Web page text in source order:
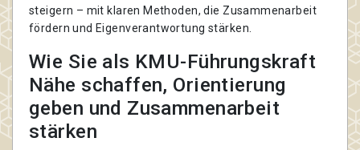
steigern – mit klaren Methoden, die Zusammenarbeit
fördern und Eigenverantwortung stärken.
Wie Sie als KMU-Führungskraft
Nähe schaffen, Orientierung
geben und Zusammenarbeit
stärken